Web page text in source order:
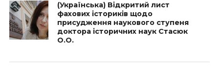
(Українська) Відкритий лист
фахових істориків щодо
присудження наукового ступеня
доктора історичних наук Стасюк
О.О.